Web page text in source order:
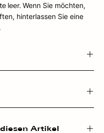
leer. Wenn Sie möchten,
hinterlassen Sie eine
Artikel